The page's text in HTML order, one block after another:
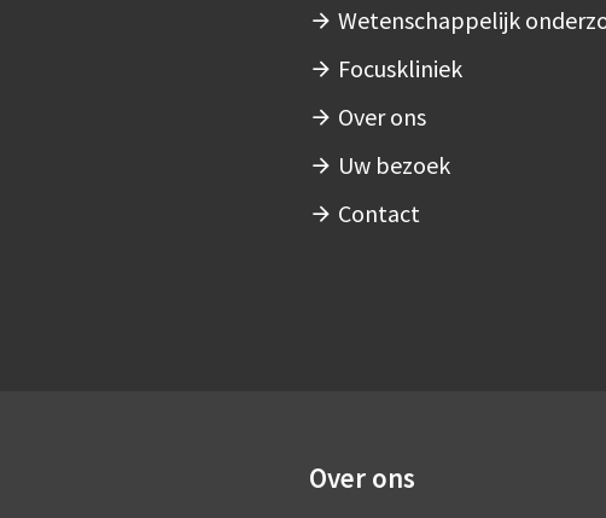
Wetenschappelijk
Focuskliniek
Over ons
Uw bezoek
Contact
Over ons